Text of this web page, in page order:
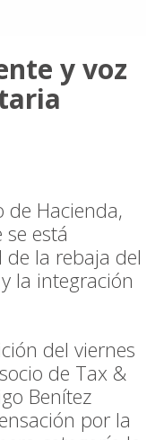
y voz
de Hacienda,
está
la rebaja del
la integración
del viernes
de Tax &
Benítez
por la